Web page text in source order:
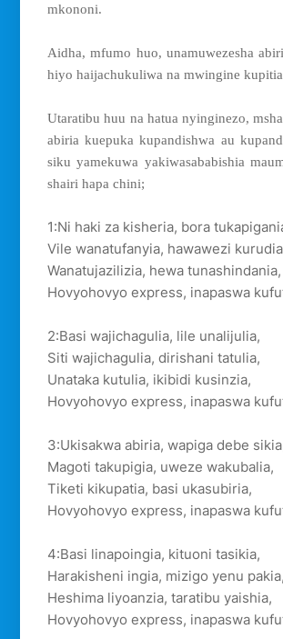
mkononi.
Aidha, mfumo huo, unamuwezesha
hiyo haijachukuliwa na mwingine
Utaratibu huu na hatua nyinginezo,
abiria kuepuka kupandishwa au
siku yamekuwa yakiwasababishia
shairi hapa chini;
1:Ni haki za kisheria, bora
Vile wanatufanyia, hawawezi
Wanatujazilizia, hewa tunashindania,
Hovyohovyo express, inapaswa
2:Basi wajichagulia, lile unalijulia,
Siti wajichagulia, dirishani tatulia,
Unataka kutulia, ikibidi kusinzia,
Hovyohovyo express, inapaswa
3:Ukisakwa abiria, wapiga debe
Magoti takupigia, uweze wakubalia,
Tiketi kikupatia, basi ukasubiria,
Hovyohovyo express, inapaswa
4:Basi linapoingia, kituoni tasikia,
Harakisheni ingia, mizigo yenu pakia,
Heshima liyoanzia, taratibu yaishia,
Hovyohovyo express, inapaswa